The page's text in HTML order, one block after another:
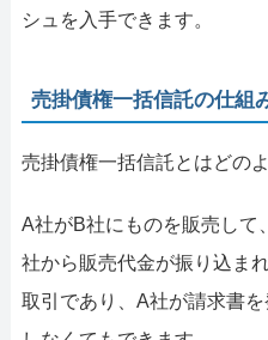
シュを入手できます。
売掛債権一括信託の仕組
売掛債権一括信託とはどの
A社がB社にものを販売して
社から販売代金が振り込ま
取引であり、A社が請求書